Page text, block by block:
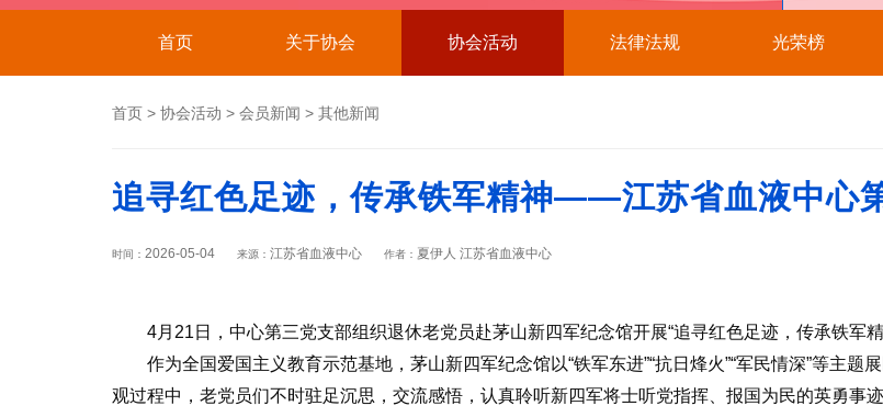
首页 关于协会 协会活动 法律法规 光荣榜
首页 > 协会活动 > 会员新闻 > 其他新闻
追寻红色足迹，传承铁军精神——江苏省血液中心
时间： 2026-05-04 来源： 江苏省血液中心 作者： 夏伊人 江苏省血液中心
4月21日，中心第三党支部组织退休老党员赴茅山新四军纪念馆开展“追寻红色足迹，传承铁军精
作为全国爱国主义教育示范基地，茅山新四军纪念馆以“铁军东进”“抗日烽火”“军民情深”等主
观过程中，老党员们不时驻足沉思，交流感悟，认真聆听新四军将士听党指挥、报国为民的英勇事